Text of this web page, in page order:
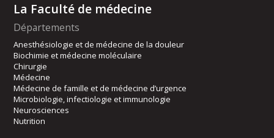
La Faculté de médecine
Départements
Anesthésiologie et de médecine de la douleur
Biochimie et médecine moléculaire
Chirurgie
Médecine
Médecine de famille et de médecine d’urgence
Microbiologie, infectiologie et immunologie
Neurosciences
Nutrition